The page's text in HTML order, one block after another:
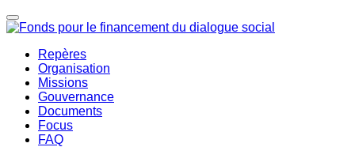
Repères
Organisation
Missions
Gouvernance
Documents
Focus
FAQ